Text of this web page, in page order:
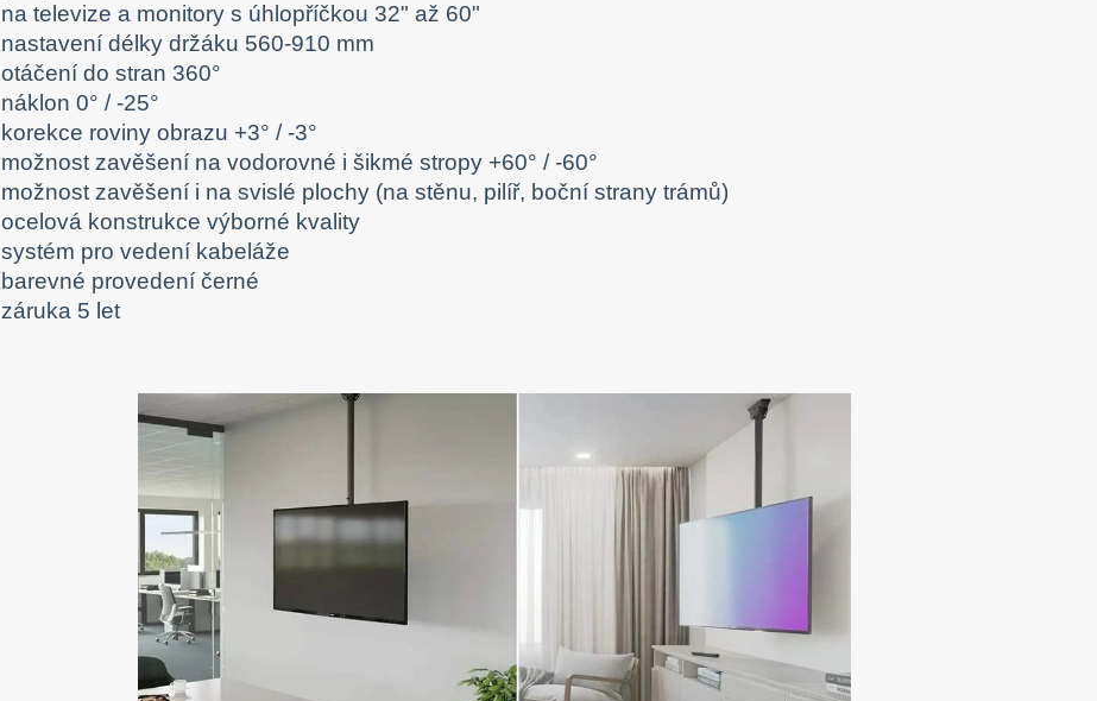
na televize a monitory s úhlopříčkou 32" až 60"
nastavení délky držáku 560-910 mm
otáčení do stran 360°
náklon 0° / -25°
korekce roviny obrazu +3° / -3°
možnost zavěšení na vodorovné i šikmé stropy +60° / -60°
možnost zavěšení i na svislé plochy (na stěnu, pilíř, boční strany trámů)
ocelová konstrukce výborné kvality
systém pro vedení kabeláže
barevné provedení černé
záruka 5 let